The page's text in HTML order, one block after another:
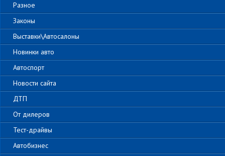
Разное
Законы
Выставки\Автосалоны
Новинки авто
Автоспорт
Новости сайта
ДТП
От дилеров
Тест-драйвы
Автобизнес